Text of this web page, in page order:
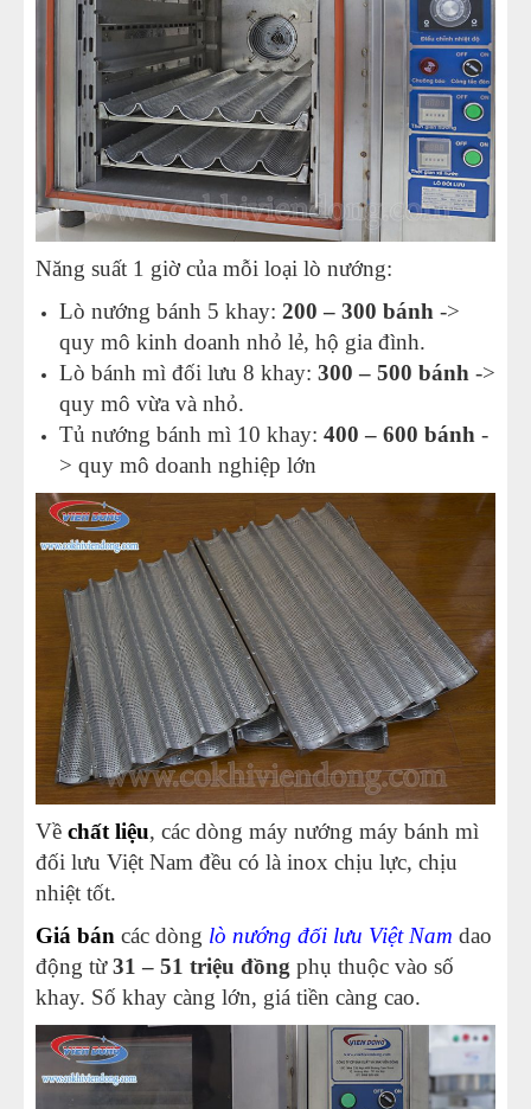
Năng suất 1 giờ của mỗi loại lò nướng:
Lò nướng bánh 5 khay: 200 – 300 bánh ->
quy mô kinh doanh nhỏ lẻ, hộ gia đình.
Lò bánh mì đối lưu 8 khay: 300 – 500 bánh ->
quy mô vừa và nhỏ.
Tủ nướng bánh mì 10 khay: 400 – 600 bánh -
> quy mô doanh nghiệp lớn
Về chất liệu, các dòng máy nướng máy bánh mì
đối lưu Việt Nam đều có là inox chịu lực, chịu
nhiệt tốt.
Giá bán các dòng lò nướng đối lưu Việt Nam dao
động từ31 – 51 triệu đồng phụ thuộc vào số
khay. Số khay càng lớn, giá tiền càng cao.